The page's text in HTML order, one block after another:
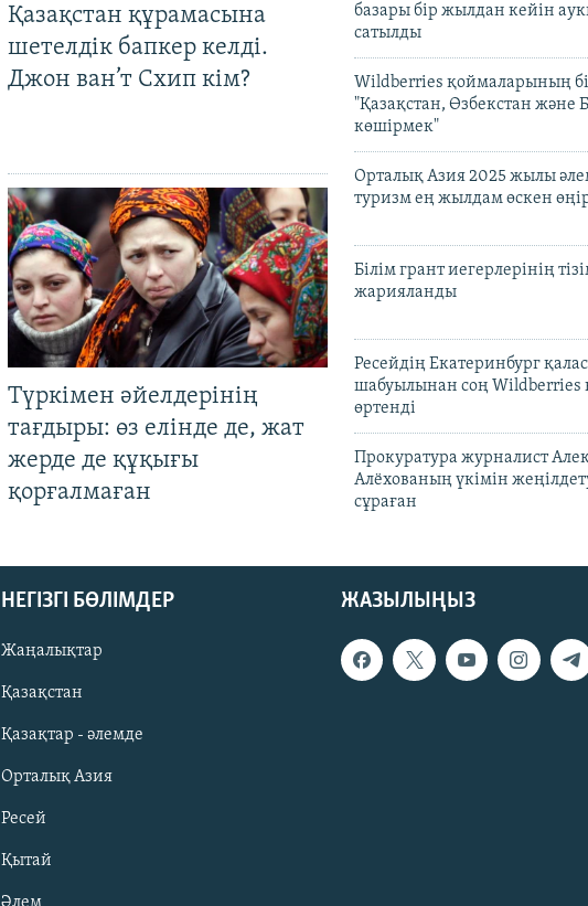
Қазақстан құрамасына
шетелдік бапкер келді.
Джон ван’т Схип кім?
Түркімен әйелдерінің
тағдыры: өз елінде де, жат
жерде де құқығы
қорғалмаған
базары бір жылдан кейін
сатылды
Wildberries қоймаларының
"Қазақстан, Өзбекстан және
көшірмек"
Орталық Азия 2025 жылы
туризм ең жылдам өскен
Білім грант иегерлерінің
жарияланды
Ресейдің Екатеринбург
шабуылынан соң Wildberries
өртенді
Прокуратура журналист
Алёхованың үкімін
сұраған
ЖАЗЫЛЫҢЫЗ
НЕГІЗГІ БӨЛІМДЕР
Жаңалықтар
Қазақстан
Қазақтар - әлемде
Орталық Азия
Ресей
Қытай
Әлем